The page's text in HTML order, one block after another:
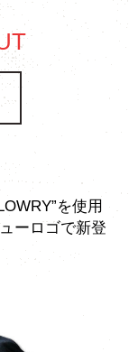
を使用
ーロゴで新登